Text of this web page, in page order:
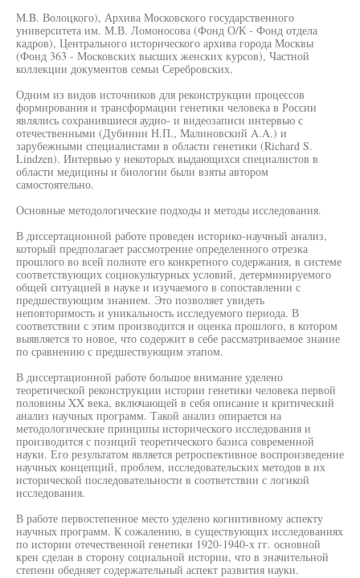
M.B. Волоцкого), Архива Московского государственного
университета им. М.В. Ломоносова (Фонд О/К - Фонд отдела
кадров), Центрального исторического архива города Москвы
(Фонд 363 - Московских высших женских курсов), Частной
коллекции документов семьи Серебровских.
Одним из видов источников для реконструкции процессов
формирования и трансформации генетики человека в России
являлись сохранившиеся аудио- и видеозаписи интервью с
отечественными (Дубинин Н.П., Малиновский A.A.) и
зарубежными специалистами в области генетики (Richard S.
Lindzen). Интервью у некоторых выдающихся специалистов в
области медицины и биологии были взяты автором
самостоятельно.
Основные методологические подходы и методы исследования.
В диссертационной работе проведен историко-научный анализ,
который предполагает рассмотрение определенного отрезка
прошлого во всей полноте его конкретного содержания, в системе
соответствующих социокультурных условий, детерминируемого
общей ситуацией в науке и изучаемого в сопоставлении с
предшествующим знанием. Это позволяет увидеть
неповторимость и уникальность исследуемого периода. В
соответствии с этим производится и оценка прошлого, в котором
выявляется то новое, что содержит в себе рассматриваемое знание
по сравнению с предшествующим этапом.
В диссертационной работе большое внимание уделено
теоретической реконструкции истории генетики человека первой
половины XX века, включающей в себя описание и критический
анализ научных программ. Такой анализ опирается на
методологические принципы исторического исследования и
производится с позиций теоретического базиса современной
науки. Его результатом является ретроспективное воспроизведение
научных концепций, проблем, исследовательских методов в их
исторической последовательности в соответствии с логикой
исследования.
В работе первостепенное место уделено когнитивному аспекту
научных программ. К сожалению, в существующих исследованиях
по истории отечественной генетики 1920-1940-х гг. основной
крен сделан в сторону социальной истории, что в значительной
степени обедняет содержательный аспект развития науки.